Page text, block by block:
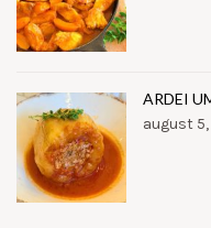
ARDEI
august